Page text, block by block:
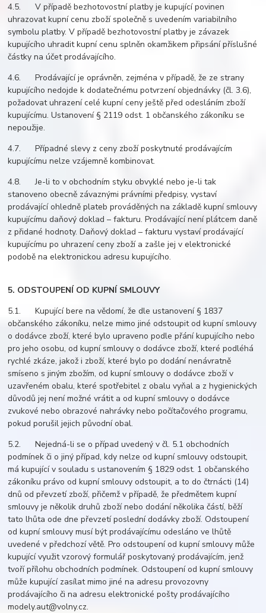
4.5. V případě bezhotovostní platby je kupující povinen
uhrazovat kupní cenu zboží společně s uvedením variabilního
symbolu platby. V případě bezhotovostní platby je závazek
kupujícího uhradit kupní cenu splněn okamžikem připsání příslušné
částky na účet prodávajícího.
4.6. Prodávající je oprávněn, zejména v případě, že ze strany
kupujícího nedojde k dodatečnému potvrzení objednávky (čl. 3.6),
požadovat uhrazení celé kupní ceny ještě před odesláním zboží
kupujícímu. Ustanovení § 2119 odst. 1 občanského zákoníku se
nepoužije.
4.7. Případné slevy z ceny zboží poskytnuté prodávajícím
kupujícímu nelze vzájemně kombinovat.
4.8. Je-li to v obchodním styku obvyklé nebo je-li tak
stanoveno obecně závaznými právními předpisy, vystaví
prodávající ohledně plateb prováděných na základě kupní smlouvy
kupujícímu daňový doklad – fakturu. Prodávající není plátcem daně
z přidané hodnoty. Daňový doklad – fakturu vystaví prodávající
kupujícímu po uhrazení ceny zboží a zašle jej v elektronické
podobě na elektronickou adresu kupujícího.
5. ODSTOUPENÍ OD KUPNÍ SMLOUVY
5.1. Kupující bere na vědomí, že dle ustanovení § 1837
občanského zákoníku, nelze mimo jiné odstoupit od kupní smlouvy
o dodávce zboží, které bylo upraveno podle přání kupujícího nebo
pro jeho osobu, od kupní smlouvy o dodávce zboží, které podléhá
rychlé zkáze, jakož i zboží, které bylo po dodání nenávratně
smíseno s jiným zbožím, od kupní smlouvy o dodávce zboží v
uzavřeném obalu, které spotřebitel z obalu vyňal a z hygienických
důvodů jej není možné vrátit a od kupní smlouvy o dodávce
zvukové nebo obrazové nahrávky nebo počítačového programu,
pokud porušil jejich původní obal.
5.2. Nejedná-li se o případ uvedený v čl. 5.1 obchodních
podmínek či o jiný případ, kdy nelze od kupní smlouvy odstoupit,
má kupující v souladu s ustanovením § 1829 odst. 1 občanského
zákoníku právo od kupní smlouvy odstoupit, a to do čtrnácti (14)
dnů od převzetí zboží, přičemž v případě, že předmětem kupní
smlouvy je několik druhů zboží nebo dodání několika částí, běží
tato lhůta ode dne převzetí poslední dodávky zboží. Odstoupení
od kupní smlouvy musí být prodávajícímu odesláno ve lhůtě
uvedené v předchozí větě. Pro odstoupení od kupní smlouvy může
kupující využit vzorový formulář poskytovaný prodávajícím, jenž
tvoří přílohu obchodních podmínek. Odstoupení od kupní smlouvy
může kupující zasílat mimo jiné na adresu provozovny
prodávajícího či na adresu elektronické pošty prodávajícího
modely.aut@volny.cz.